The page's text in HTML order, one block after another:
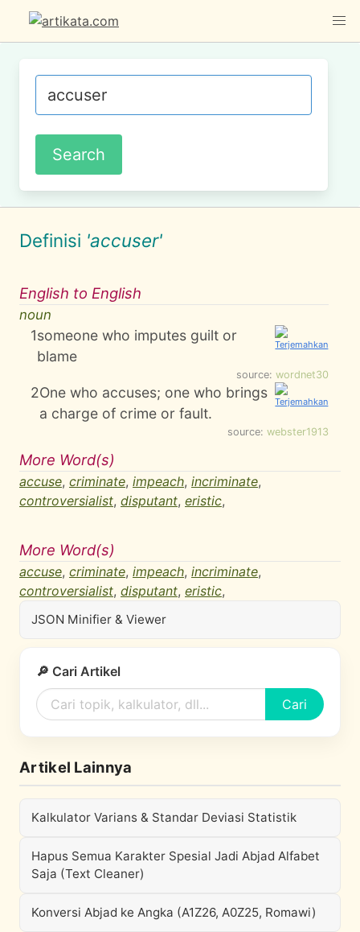
Definisi 'accuser'
English to English
noun
1someone who imputes guilt or
blame
source: wordnet30
2One who accuses; one who brings
a charge of crime or fault.
source: webster1913
More Word(s)
accuse, criminate, impeach, incriminate,
controversialist, disputant, eristic,
More Word(s)
accuse, criminate, impeach, incriminate,
controversialist, disputant, eristic,
JSON Minifier & Viewer
🔎 Cari Artikel
Cari
Artikel Lainnya
Kalkulator Varians & Standar Deviasi Statistik
Hapus Semua Karakter Spesial Jadi Abjad Alfabet
Saja (Text Cleaner)
Konversi Abjad ke Angka (A1Z26, A0Z25, Romawi)